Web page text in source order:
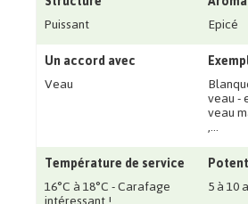
Puissant
Epicé
Un accord avec
Veau
veau -
veau
‚...
Température de service
16°C à 18°C - Carafage
5 à 10